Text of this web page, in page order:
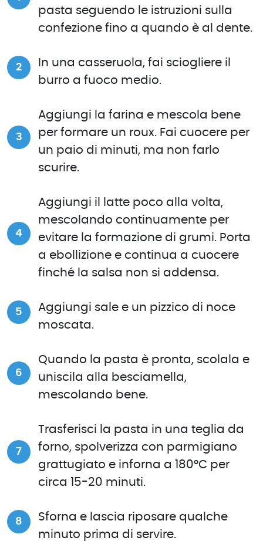
pasta seguendo le istruzioni sulla
confezione fino a quando è al dente.
In una casseruola, fai sciogliere il
burro a fuoco medio.
Aggiungi la farina e mescola bene
per formare un roux. Fai cuocere per
un paio di minuti, ma non farlo
scurire.
Aggiungi il latte poco alla volta,
mescolando continuamente per
evitare la formazione di grumi. Porta
a ebollizione e continua a cuocere
finché la salsa non si addensa.
Aggiungi sale e un pizzico di noce
moscata.
Quando la pasta è pronta, scolala e
uniscila alla besciamella,
mescolando bene.
Trasferisci la pasta in una teglia da
forno, spolverizza con parmigiano
grattugiato e inforna a 180°C per
circa 15-20 minuti.
Sforna e lascia riposare qualche
minuto prima di servire.